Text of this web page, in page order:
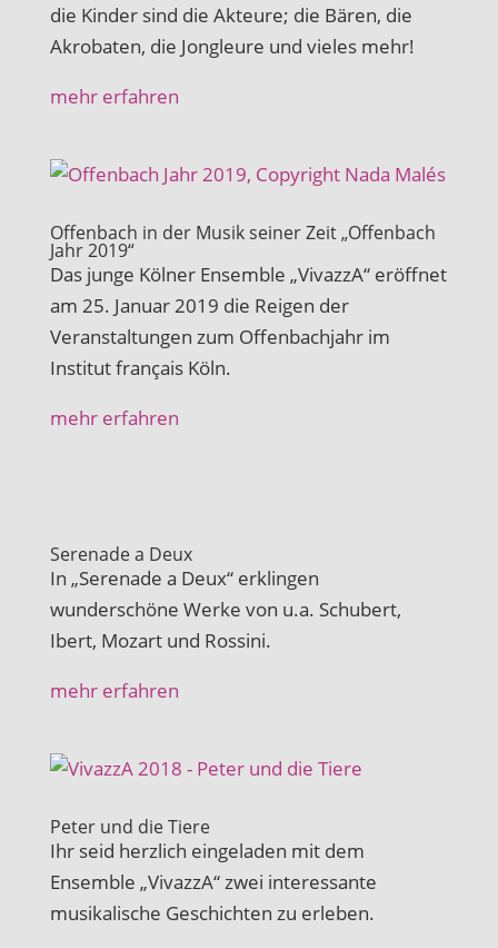
die Kinder sind die Akteure; die Bären, die
Akrobaten, die Jongleure und vieles mehr!
mehr erfahren
Offenbach in der Musik seiner Zeit „Offenbach
Jahr 2019“
Das junge Kölner Ensemble „VivazzA“ eröffnet
am 25. Januar 2019 die Reigen der
Veranstaltungen zum Offenbachjahr im
Institut français Köln.
mehr erfahren
Serenade a Deux
In „Serenade a Deux“ erklingen
wunderschöne Werke von u.a. Schubert,
Ibert, Mozart und Rossini.
mehr erfahren
Peter und die Tiere
Ihr seid herzlich eingeladen mit dem
Ensemble „VivazzA“ zwei interessante
musikalische Geschichten zu erleben.